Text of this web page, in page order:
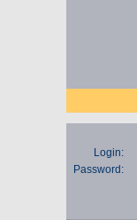
Login:
Password: